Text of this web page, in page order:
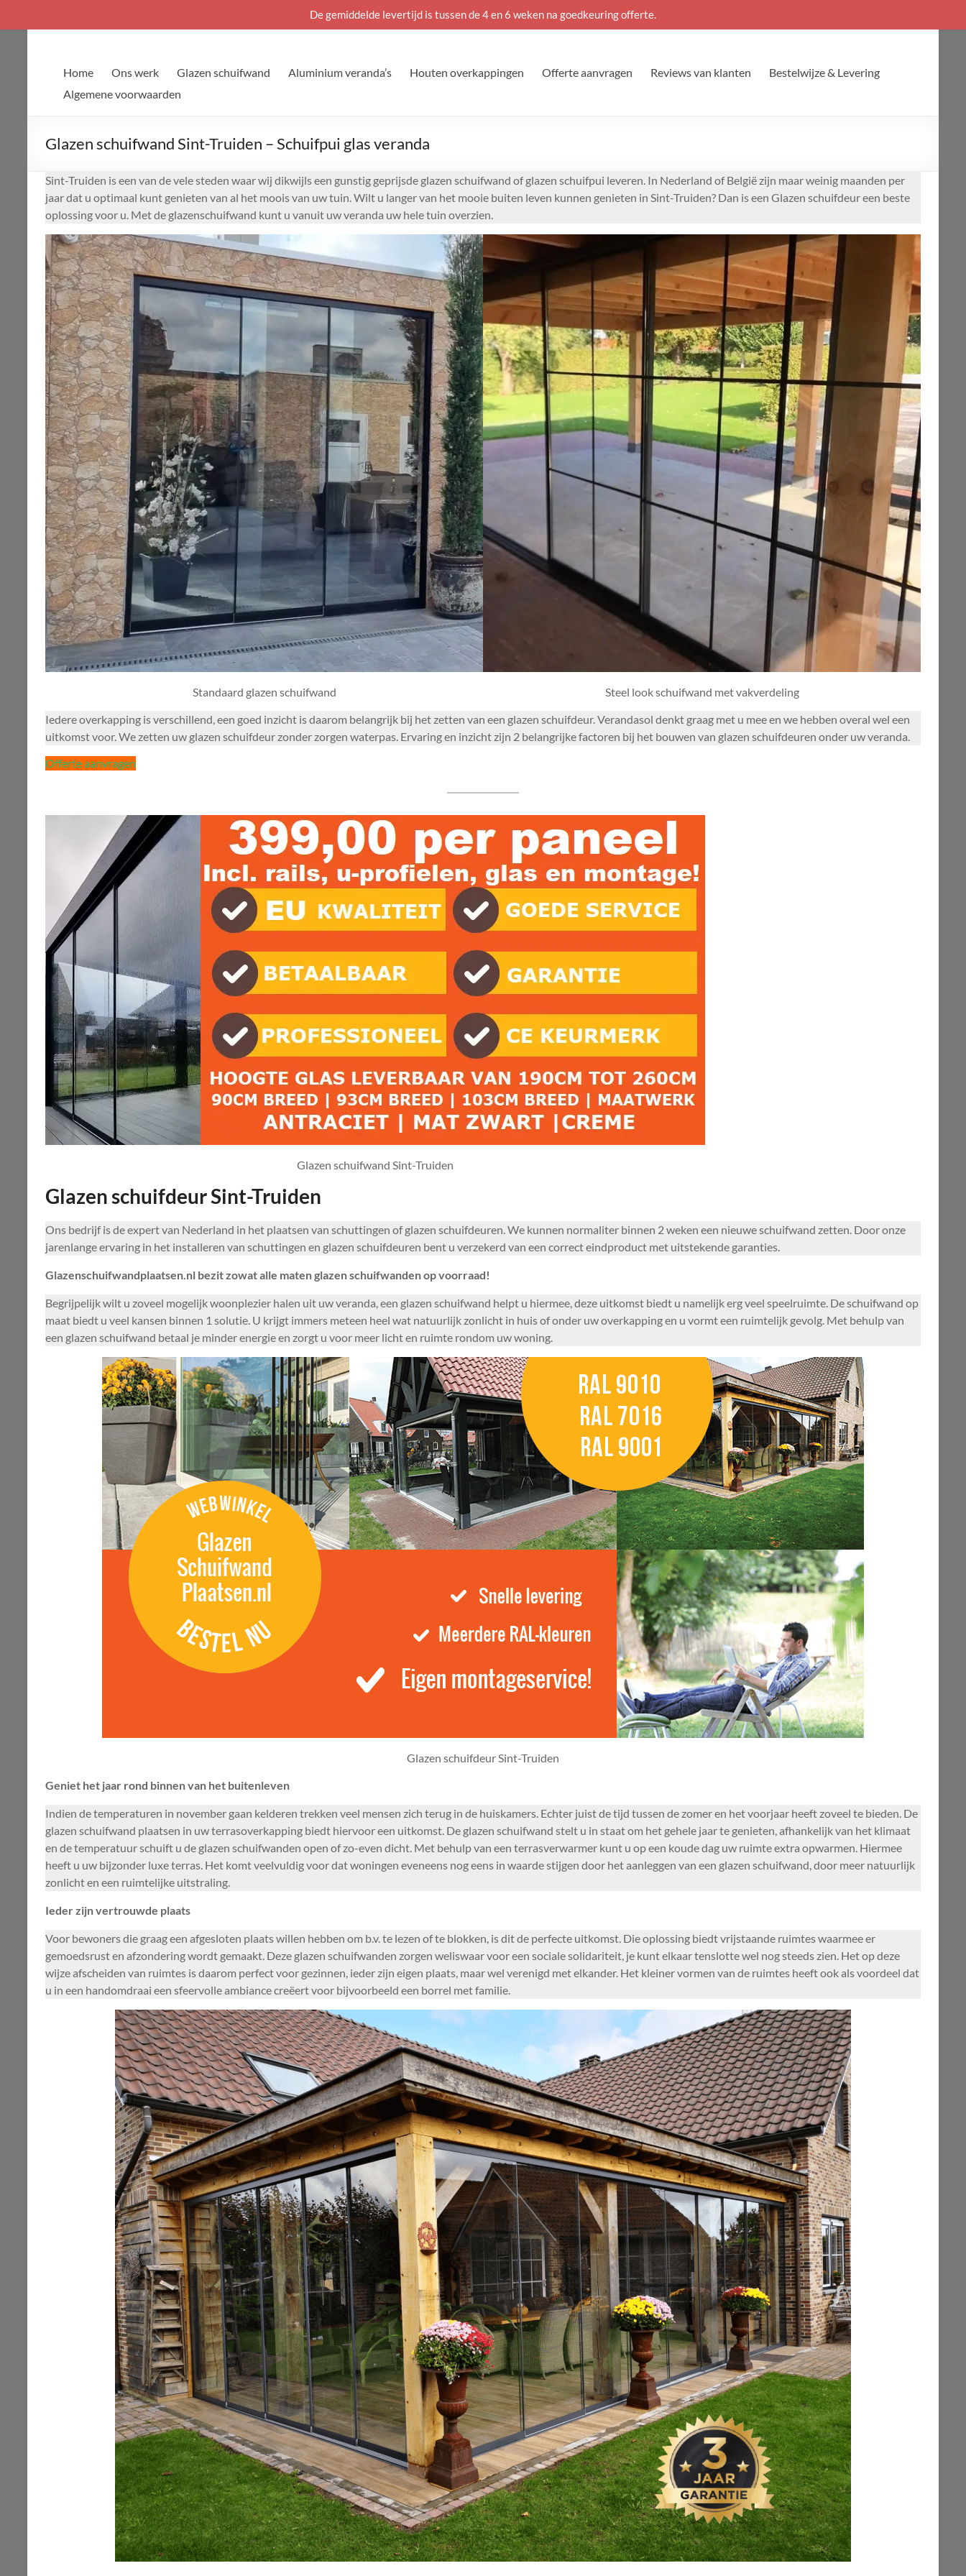
Home Ons werk Glazen schuifwand Aluminium veranda’s Houten overkappingen Offerte aanvragen Reviews van klanten
Bestelwijze & Levering
Algemene voorwaarden
Glazen schuifwand Sint-Truiden – Schuifpui glas veranda
Sint-Truiden is een van de vele steden waar wij dikwijls een gunstig geprijsde glazen schuifwand of glazen schuifpui leveren. In Nederland of België zijn maar weinig maanden per
jaar dat u optimaal kunt genieten van al het moois van uw tuin. Wilt u langer van het mooie buiten leven kunnen genieten in Sint-Truiden? Dan is een Glazen schuifdeur een beste
oplossing voor u. Met de glazenschuifwand kunt u vanuit uw veranda uw hele tuin overzien.
Standaard glazen schuifwand
Steel look schuifwand met vakverdeling
Iedere overkapping is verschillend, een goed inzicht is daarom belangrijk bij het zetten van een glazen schuifdeur. Verandasol denkt graag met u mee en we hebben overal wel een
uitkomst voor. We zetten uw glazen schuifdeur zonder zorgen waterpas. Ervaring en inzicht zijn 2 belangrijke factoren bij het bouwen van glazen schuifdeuren onder uw veranda.
Offerte aanvragen
Glazen schuifwand Sint-Truiden
Glazen schuifdeur Sint-Truiden
Ons bedrijf is de expert van Nederland in het plaatsen van schuttingen of glazen schuifdeuren. We kunnen normaliter binnen 2 weken een nieuwe schuifwand zetten. Door onze
jarenlange ervaring in het installeren van schuttingen en glazen schuifdeuren bent u verzekerd van een correct eindproduct met uitstekende garanties.
Glazenschuifwandplaatsen.nl bezit zowat alle maten glazen schuifwanden op voorraad!
Begrijpelijk wilt u zoveel mogelijk woonplezier halen uit uw veranda, een glazen schuifwand helpt u hiermee, deze uitkomst biedt u namelijk erg veel speelruimte. De schuifwand op
maat biedt u veel kansen binnen 1 solutie. U krijgt immers meteen heel wat natuurlijk zonlicht in huis of onder uw overkapping en u vormt een ruimtelijk gevolg. Met behulp van
een glazen schuifwand betaal je minder energie en zorgt u voor meer licht en ruimte rondom uw woning.
Glazen schuifdeur Sint-Truiden
Geniet het jaar rond binnen van het buitenleven
Indien de temperaturen in november gaan kelderen trekken veel mensen zich terug in de huiskamers. Echter juist de tijd tussen de zomer en het voorjaar heeft zoveel te bieden. De
glazen schuifwand plaatsen in uw terrasoverkapping biedt hiervoor een uitkomst. De glazen schuifwand stelt u in staat om het gehele jaar te genieten, afhankelijk van het klimaat
en de temperatuur schuift u de glazen schuifwanden open of zo-even dicht. Met behulp van een terrasverwarmer kunt u op een koude dag uw ruimte extra opwarmen. Hiermee
heeft u uw bijzonder luxe terras. Het komt veelvuldig voor dat woningen eveneens nog eens in waarde stijgen door het aanleggen van een glazen schuifwand, door meer natuurlijk
zonlicht en een ruimtelijke uitstraling.
Ieder zijn vertrouwde plaats
Voor bewoners die graag een afgesloten plaats willen hebben om b.v. te lezen of te blokken, is dit de perfecte uitkomst. Die oplossing biedt vrijstaande ruimtes waarmee er
gemoedsrust en afzondering wordt gemaakt. Deze glazen schuifwanden zorgen weliswaar voor een sociale solidariteit, je kunt elkaar tenslotte wel nog steeds zien. Het op deze
wijze afscheiden van ruimtes is daarom perfect voor gezinnen, ieder zijn eigen plaats, maar wel verenigd met elkander. Het kleiner vormen van de ruimtes heeft ook als voordeel dat
u in een handomdraai een sfeervolle ambiance creëert voor bijvoorbeeld een borrel met familie.
De gemiddelde levertijd is tussen de 4 en 6 weken na goedkeuring offerte.